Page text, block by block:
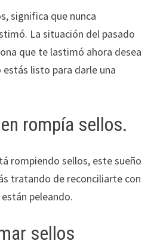
significa que nunca
La situación del pasado
que te lastimó ahora desea
listo para darle una
rompía sellos.
rompiendo sellos, este sueño
tratando de reconciliarte con
peleando.
sellos